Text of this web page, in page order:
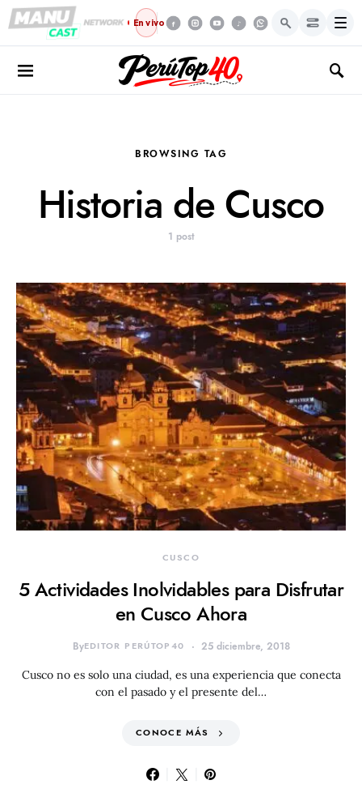
En vivo Menú
BROWSING TAG
Historia de Cusco
1 post
CUSCO
5 Actividades Inolvidables para Disfrutar
en Cusco Ahora
ByEDITOR PERÚTOP40 25 diciembre, 2018
Cusco no es solo una ciudad, es una experiencia que conecta
con el pasado y el presente del…
CONOCE MÁS